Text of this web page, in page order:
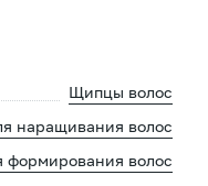
Щипцы волос
наращивания волос
волос